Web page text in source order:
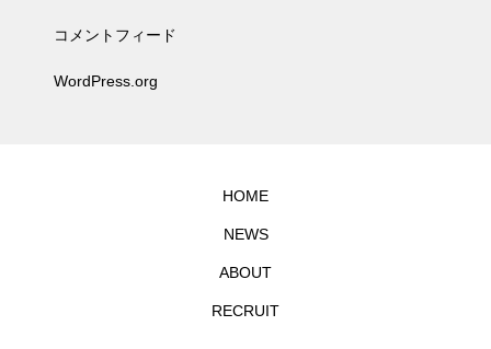
コメントフィード
WordPress.org
HOME
NEWS
ABOUT
RECRUIT